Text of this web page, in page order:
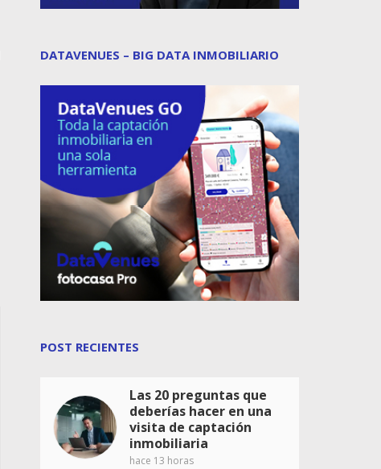
DATAVENUES – BIG DATA INMOBILIARIO
POST RECIENTES
Las 20 preguntas que
deberías hacer en una
visita de captación
inmobiliaria
hace 13 horas